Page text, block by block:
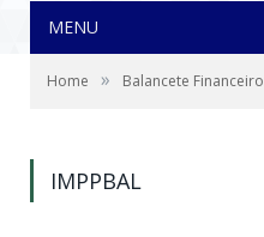
MENU
Home » Balancete Financeiro
IMPPBAL